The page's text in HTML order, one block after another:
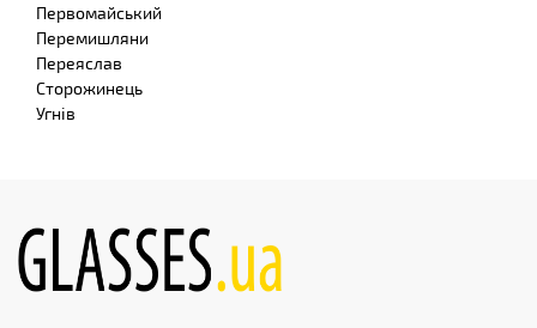
Первомайський
Перемишляни
Переяслав
Сторожинець
Угнів